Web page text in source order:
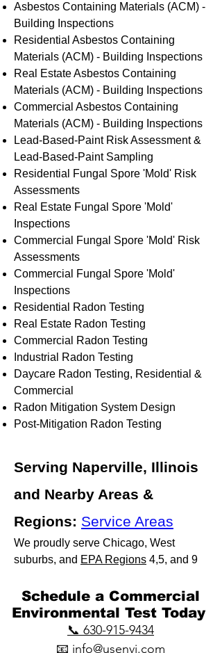
Asbestos Containing Materials (ACM) -
Building Inspections
Residential ​Asbestos Containing
Materials (ACM) - Building Inspections
Real Estate Asbestos Containing
Materials (ACM) - Building Inspections
Commercial Asbestos Containing
Materials (ACM) - Building Inspections
Lead-Based-Paint Risk Assessment &
Lead-Based-Paint Sampling
Residential ​Fungal Spore 'Mold' Risk
Assessments
​Real Estate Fungal Spore 'Mold'
Inspections
Commercial Fungal Spore 'Mold' Risk
Assessments
Commercial Fungal Spore 'Mold'
Inspections
Residential Radon Testing
Real Estate Radon Testing
Commercial Radon Testing
Industrial Radon Testing
Daycare Radon Testing, Residential &
Commercial
Radon Mitigation System Design
Post-Mitigation Radon Testing
Serving Naperville, Illinois
and Nearby Areas &
Regions: Service Areas
We proudly serve Chicago, West
suburbs, and EPA Regions 4,5, and 9
​Schedule a Commercial
Environmental Test Today
📞 630-915-9434
📧 info@usenvi.com